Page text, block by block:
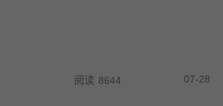
阅读 8644 07-28